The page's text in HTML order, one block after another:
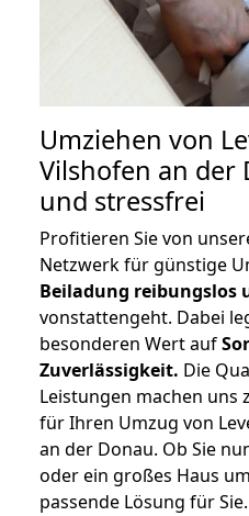
Umziehen von
Vilshofen an der
und stressfrei
Profitieren Sie von
Netzwerk für günstige
Beiladung reibungslos
vonstattengeht. Dabei
besonderen Wert auf
Zuverlässigkeit. Die
Leistungen machen uns
für Ihren Umzug von
an der Donau. Ob Sie
oder ein großes Haus
passende Lösung für Sie.